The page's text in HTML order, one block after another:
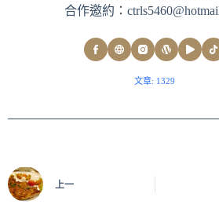
合作邀約：
文章: 1329
上一